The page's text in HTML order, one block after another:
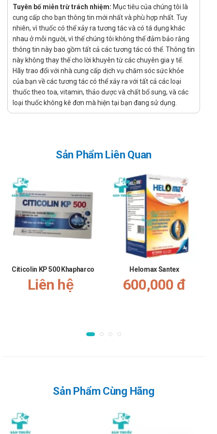
Công dụng - Chỉ định của Dadi Joint
MaxxGlu 1000mg
Công dụng:
Hỗ trợ tăng cường bổ sung dịch khớp.
Hỗ trợ phục hồi mô sụn khớp.
Hỗ trợ làm trơn khớp.
Hỗ trợ khớp vận động linh hoạt.
Người vận động nặng nhọc.
Hướng dẫn sử dụng Dadi Joint MaxxGlu
1000mg
Cách dùng:
Được dùng để dùng để uống
Theo chỉ định của bác sĩ. Tham khảo liều sau đây: Uống 1
viên/lần, ngày uống 1 – 2 lần.
Liều duy trì: 1 viên/ngày.
Lưu ý khi sử dụng Dadi Joint MaxxGlu
Lưu ý khi sử dụng cho một số đối tượng đặc biệt:
Tuyên bố miễn trừ trách nhiệm: Mục tiêu của chúng tôi là
cung cấp cho bạn thông tin mới nhất và phù hợp nhất. Tuy
nhiên, vì thuốc có thể xảy ra tương tác và có tá dụng khác
nhau ở mỗi người, vì thế chúng tôi không thể đảm bảo rằng
thông tin này bao gồm tất cả các tương tác có thể. Thông tin
này không thay thế cho lời khuyên từ các chuyên gia y tế.
Hãy trao đổi với nhà cung cấp dịch vụ chăm sóc sức khỏe
của bạn về các tương tác có thể xảy ra với tất cả các loại
thuốc theo toa, vitamin, thảo dược và chất bổ sung, và các
loại thuốc không kê đơn mà hiện tại bạn đang sử dụng.
Sản Phẩm Liên Quan
Citicolin KP 500 Khapharco
Liên hệ
Helomax Santex
600,000 đ
Sản Phẩm Cùng Hãng